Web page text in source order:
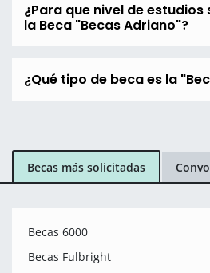
¿Para que nivel de
la Beca "Becas Adriano"?
¿Qué tipo de beca es la
Becas más solicitadas
Becas 6000
Becas Fulbright